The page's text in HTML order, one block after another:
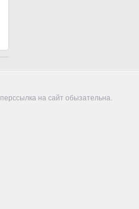
на сайт обызательна.